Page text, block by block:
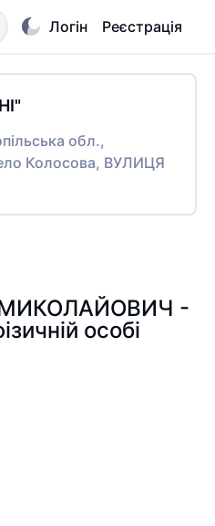
Логін Реєстрація
обл.,
Колосова, ВУЛИЦЯ
МИКОЛАЙОВИЧ -
особі